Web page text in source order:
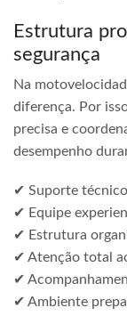
Estrutura
segurança
Na
diferença. Por
precisa e
desempenho
✔ Suporte
✔ Equipe
✔ Estrutura
✔ Atenção total
✔
✔ Ambiente